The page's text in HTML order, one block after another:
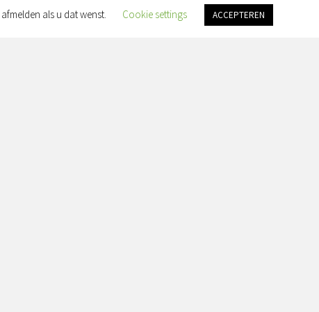
als u dat wenst. Cookie settings ACCEPTEREN